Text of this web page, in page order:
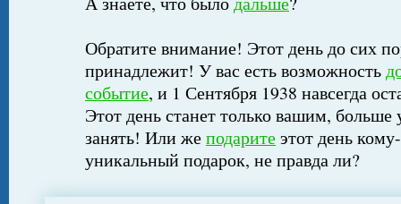
Обратите внимание! Этот день до сих
принадлежит! У вас есть возможность
событие, и 1 Сентября 1938 навсегда
Этот день станет только вашим,
занять! Или жеподаритеэтот день
уникальный подарок, не правда ли?